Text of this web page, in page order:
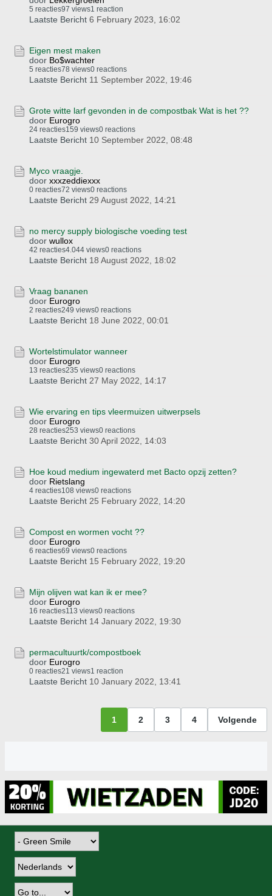
5 reacties97 views1 reaction
Laatste Bericht 6 February 2023, 16:02
Eigen mest maken
door Bo$wachter
5 reacties78 views0 reactions
Laatste Bericht 11 September 2022, 19:46
Grote witte larf gevonden in de compostbak Wat is het ??
door Eurogro
24 reacties159 views0 reactions
Laatste Bericht 10 September 2022, 08:48
Myco vraagje.
door xxxzeddiexxx
0 reacties72 views0 reactions
Laatste Bericht 29 August 2022, 14:21
no mercy supply biologische voeding test
door wullox
42 reacties4.044 views0 reactions
Laatste Bericht 18 August 2022, 18:02
Vraag bananen
door Eurogro
2 reacties249 views0 reactions
Laatste Bericht 18 June 2022, 00:01
Wortelstimulator wanneer
door Eurogro
13 reacties235 views0 reactions
Laatste Bericht 27 May 2022, 14:17
Wie ervaring en tips vleermuizen uitwerpsels
door Eurogro
28 reacties253 views0 reactions
Laatste Bericht 30 April 2022, 14:03
Hoe koud medium ingewaterd met Bacto opzij zetten?
door Rietslang
4 reacties108 views0 reactions
Laatste Bericht 25 February 2022, 14:20
Compost en wormen vocht ??
door Eurogro
6 reacties69 views0 reactions
Laatste Bericht 15 February 2022, 19:20
Mijn olijven wat kan ik er mee?
door Eurogro
16 reacties113 views0 reactions
Laatste Bericht 14 January 2022, 19:30
permacultuurtk/compostboek
door Eurogro
0 reacties21 views1 reaction
Laatste Bericht 10 January 2022, 13:41
1 2 3 4 Volgende